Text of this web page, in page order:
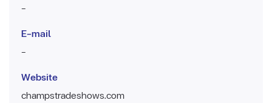
-
E-mail
-
Website
champstradeshows.com